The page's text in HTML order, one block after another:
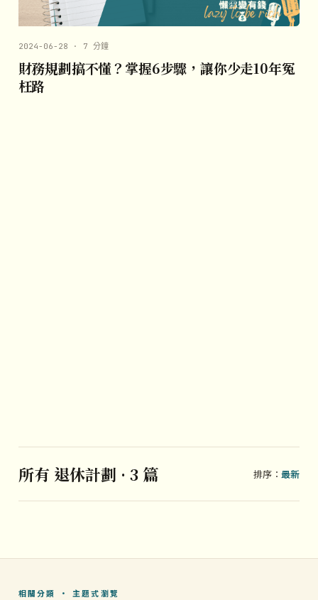
2024-06-28 · 7 分鐘
財務規劃搞不懂？掌握6步驟，讓你少走10年冤
枉路
所有 退休計劃 · 3 篇 排序：最新
相關分類 · 主題式瀏覽